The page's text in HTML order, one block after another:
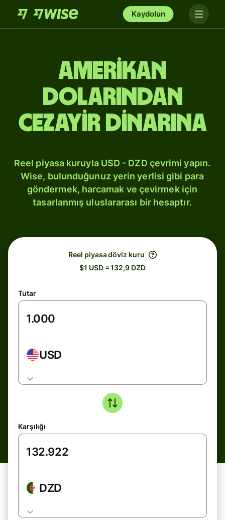
Kaydolun
Amerikan
dolarından
Cezayir dinarına
Reel piyasa kuruyla USD - DZD çevrimi yapın.
Wise, bulunduğunuz yerin yerlisi gibi para
göndermek, harcamak ve çevirmek için
tasarlanmış uluslararası bir hesaptır.
Reel piyasa döviz kuru
$1 USD = 132,9 DZD
Tutar
USD
Karşılığı
DZD